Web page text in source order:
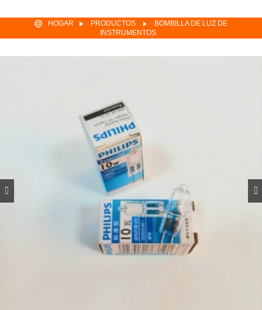
HOGAR PRODUCTOS
BOMBILLA DE LUZ DE
INSTRUMENTOS